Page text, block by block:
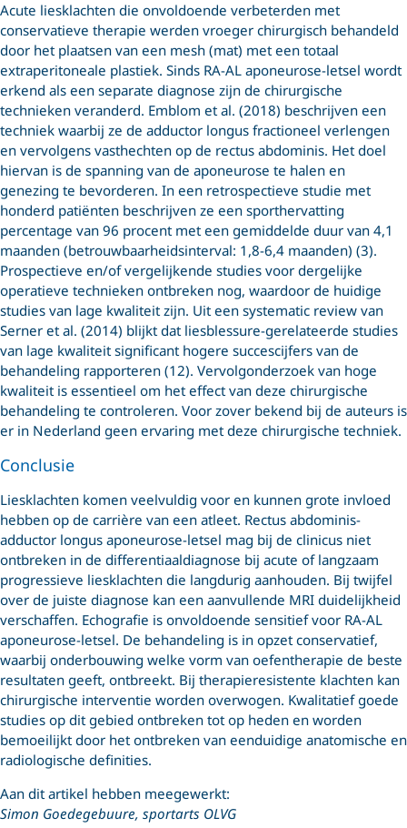
Acute liesklachten die onvoldoende verbeterden met
conservatieve therapie werden vroeger chirurgisch behandeld
door het plaatsen van een mesh (mat) met een totaal
extraperitoneale plastiek. Sinds RA-AL aponeurose-letsel wordt
erkend als een separate diagnose zijn de chirurgische
technieken veranderd. Emblom et al. (2018) beschrijven een
techniek waarbij ze de adductor longus fractioneel verlengen
en vervolgens vasthechten op de rectus abdominis. Het doel
hiervan is de spanning van de aponeurose te halen en
genezing te bevorderen. In een retrospectieve studie met
honderd patiënten beschrijven ze een sporthervatting
percentage van 96 procent met een gemiddelde duur van 4,1
maanden (betrouwbaarheidsinterval: 1,8-6,4 maanden) (3).
Prospectieve en/of vergelijkende studies voor dergelijke
operatieve technieken ontbreken nog, waardoor de huidige
studies van lage kwaliteit zijn. Uit een systematic review van
Serner et al. (2014) blijkt dat liesblessure-gerelateerde studies
van lage kwaliteit significant hogere succescijfers van de
behandeling rapporteren (12). Vervolgonderzoek van hoge
kwaliteit is essentieel om het effect van deze chirurgische
behandeling te controleren. Voor zover bekend bij de auteurs is
er in Nederland geen ervaring met deze chirurgische techniek.
Conclusie
Liesklachten komen veelvuldig voor en kunnen grote invloed
hebben op de carrière van een atleet. Rectus abdominis-
adductor longus aponeurose-letsel mag bij de clinicus niet
ontbreken in de differentiaaldiagnose bij acute of langzaam
progressieve liesklachten die langdurig aanhouden. Bij twijfel
over de juiste diagnose kan een aanvullende MRI duidelijkheid
verschaffen. Echografie is onvoldoende sensitief voor RA-AL
aponeurose-letsel. De behandeling is in opzet conservatief,
waarbij onderbouwing welke vorm van oefentherapie de beste
resultaten geeft, ontbreekt. Bij therapieresistente klachten kan
chirurgische interventie worden overwogen. Kwalitatief goede
studies op dit gebied ontbreken tot op heden en worden
bemoeilijkt door het ontbreken van eenduidige anatomische en
radiologische definities.
Aan dit artikel hebben meegewerkt:
Simon Goedegebuure, sportarts OLVG